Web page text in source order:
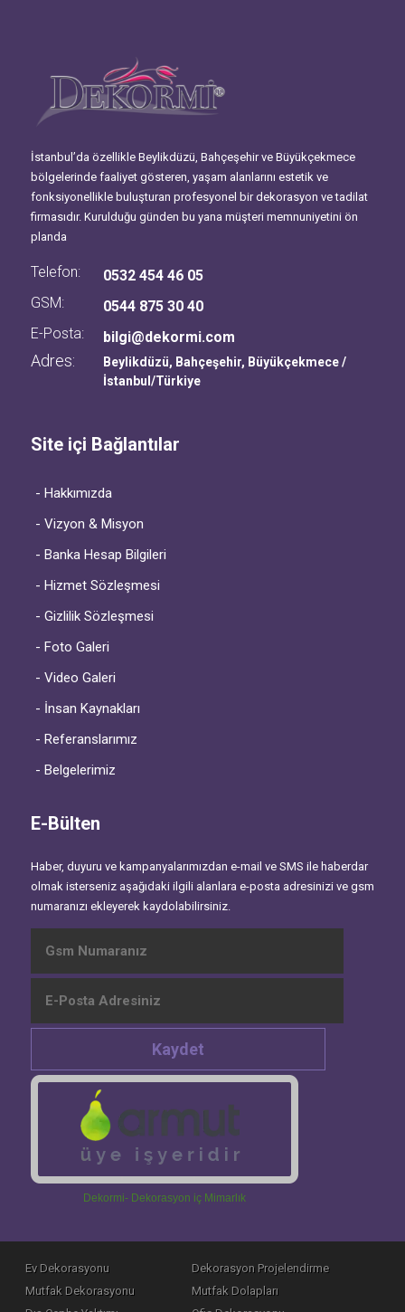
İstanbul’da özellikle Beylikdüzü, Bahçeşehir ve Büyükçekmece
bölgelerinde faaliyet gösteren, yaşam alanlarını estetik ve
fonksiyonellikle buluşturan profesyonel bir dekorasyon ve tadilat
firmasıdır. Kurulduğu günden bu yana müşteri memnuniyetini ön
planda
Telefon:
0532 454 46 05
GSM:
0544 875 30 40
E-Posta:
bilgi@dekormi.com
Adres:
Beylikdüzü, Bahçeşehir, Büyükçekmece /
İstanbul/Türkiye
Site içi Bağlantılar
- Hakkımızda
- Vizyon & Misyon
- Banka Hesap Bilgileri
- Hizmet Sözleşmesi
- Gizlilik Sözleşmesi
- Foto Galeri
- Video Galeri
- İnsan Kaynakları
- Referanslarımız
- Belgelerimiz
E-Bülten
Haber, duyuru ve kampanyalarımızdan e-mail ve SMS ile haberdar
olmak isterseniz aşağıdaki ilgili alanlara e-posta adresinizi ve gsm
numaranızı ekleyerek kaydolabilirsiniz.
Kaydet
Dekormi- Dekorasyon iç Mimarlık
Ev Dekorasyonu
Dekorasyon Projelendirme
Mutfak Dekorasyonu
Mutfak Dolapları